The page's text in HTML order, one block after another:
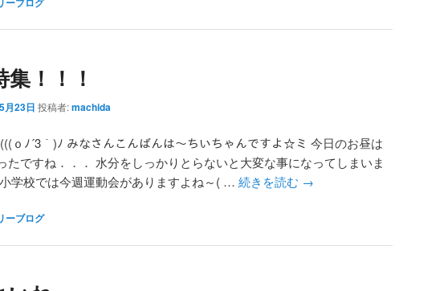
！！！
月23日 投稿者:machida
ｏﾉ´3｀)ﾉ みなさんこんばんは～ちいちゃんですよ☆ミ 今日のお昼は
たですね．．． 水分をしっかりとらないと大変な事になってしまいま
学校では今週運動会がありますよね～( … 続きを読む →
ーブログ